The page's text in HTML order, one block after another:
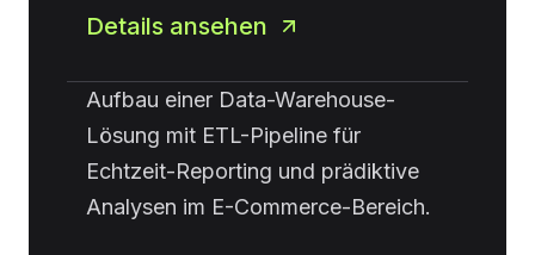
Details ansehen
Aufbau einer Data-Warehouse-
Lösung mit ETL-Pipeline für
Echtzeit-Reporting und prädiktive
Analysen im E-Commerce-Bereich.